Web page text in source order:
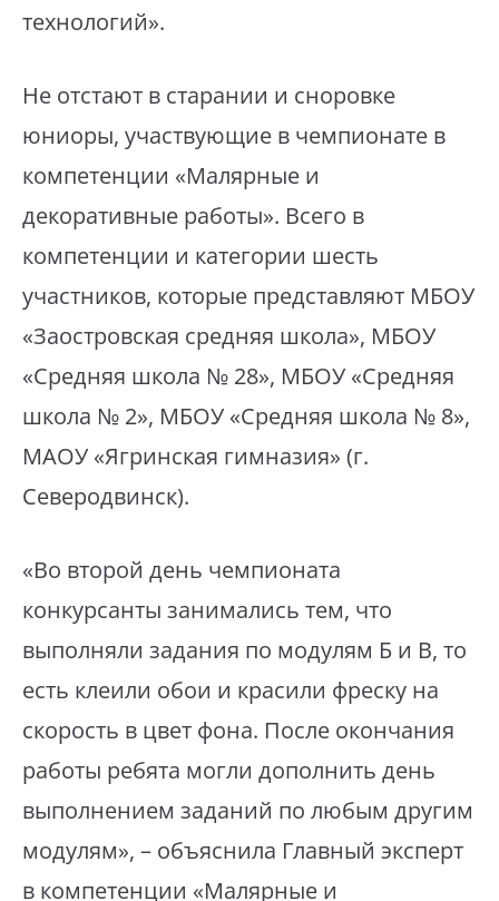
технологий».
Не отстают в старании и сноровке
юниоры, участвующие в чемпионате в
компетенции «Малярные и
декоративные работы». Всего в
компетенции и категории шесть
участников, которые представляют МБОУ
«Заостровская средняя школа», МБОУ
«Средняя школа № 28», МБОУ «Средняя
школа № 2», МБОУ «Средняя школа № 8»,
МАОУ «Ягринская гимназия» (г.
Северодвинск).
«Во второй день чемпионата
конкурсанты занимались тем, что
выполняли задания по модулям Б и В, то
есть клеили обои и красили фреску на
скорость в цвет фона. После окончания
работы ребята могли дополнить день
выполнением заданий по любым другим
модулям», – объяснила Главный эксперт
в компетенции «Малярные и